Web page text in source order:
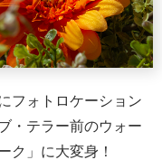
フォトロケーション
・テラー前のウォー
ク」に大変身！